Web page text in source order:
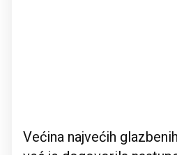
Većina najvećih